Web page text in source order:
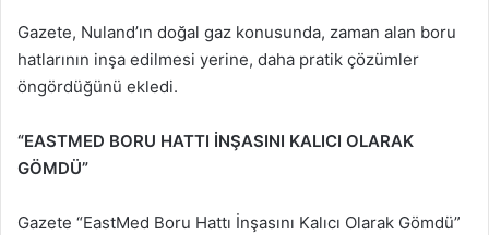
Gazete, Nuland’ın doğal gaz konusunda, zaman alan boru
hatlarının inşa edilmesi yerine, daha pratik çözümler
öngördüğünü ekledi.
“EASTMED BORU HATTI İNŞASINI KALICI OLARAK
GÖMDÜ”
Gazete “EastMed Boru Hattı İnşasını Kalıcı Olarak Gömdü”